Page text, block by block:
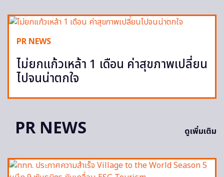
PR NEWS
ไม่ยกแก้วเหล้า 1 เดือน ค่าสุขภาพเปลี่ยน
ไปจนน่าตกใจ
PR NEWS ดูเพิ่มเติม